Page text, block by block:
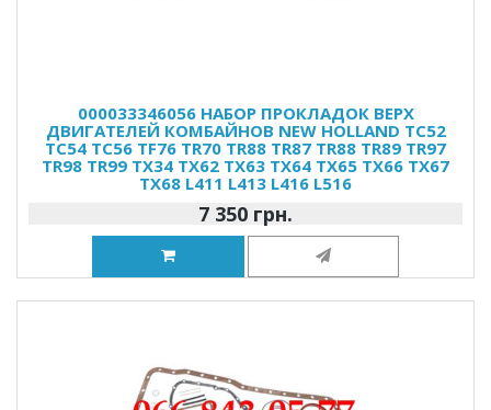
000033346056 НАБОР ПРОКЛАДОК ВЕРХ
ДВИГАТЕЛЕЙ КОМБАЙНОВ NEW HOLLAND TC52
TC54 TC56 TF76 TR70 TR88 TR87 TR88 TR89 TR97
TR98 TR99 TX34 TX62 TX63 TX64 TX65 TX66 TX67
TX68 L411 L413 L416 L516
7 350 грн.